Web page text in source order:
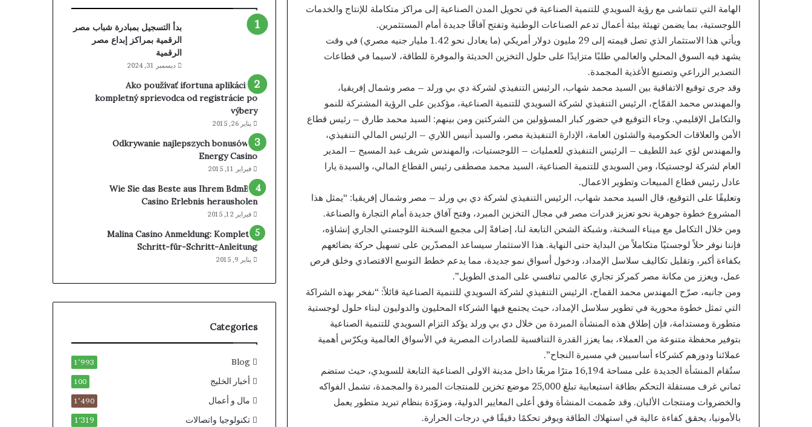
الهامة التي تتماشى مع رؤية السويدي للتنمية الصناعية في تحويل المدن الصناعية إلى مراكز متكاملة للإنتاج والخدمات
اللوجستية، بما يضمن تهيئة بيئة أعمال تدعم الصناعات الوطنية وتفتح آفاقًا جديدة أمام المستثمرين.
ويأتي هذا الاستثمار الذي تصل قيمته إلى 29 مليون دولار أمريكي (ما يعادل نحو 1.42 مليار جنيه مصري) في وقت
يشهد فيه السوق المحلي والعالمي طلبًا متزايدًا على حلول التخزين الحديثة والموفرة للطاقة، لاسيما في قطاعات
التصدير الزراعي وتصنيع الأغذية المجمدة.
وقد جرى توقيع الاتفاقية بين السيد محمد شهاب، الرئيس التنفيذي لشركة دي بي ورلد – مصر وشمال إفريقيا،
والمهندس محمد القمّاح، الرئيس التنفيذي لشركة السويدي للتنمية الصناعية، مؤكدين على الرؤية المشتركة للنمو
والتكامل الإقليمي. وجاء التوقيع في حضور كبار المسؤولين من الشركتين ومن بينهم: السيد محمد طارق – رئيس قطاع
الأمن والعلاقات الحكومية والشئون العامة، الإدارة التنفيذية مصر، والسيد أنيس اللاري – الرئيس المالي التنفيذي،
والمهندس لؤي عبد اللطيف – الرئيس التنفيذي للعمليات – اللوجستيات، والمهندس شريف عبد المسيح – المدير
العام لشركة لوجستيكا، ومن السويدي للتنمية الصناعية، السيد محمد مصطفى رئيس القطاع المالي، والسيدة يارا
عادل رئيس قطاع المبيعات وتطوير الاعمال.
وتعليقًا على التوقيع، قال السيد محمد شهاب، الرئيس التنفيذي لشركة دي بي ورلد – مصر وشمال إفريقيا: “يمثل هذا
المشروع خطوة جوهرية نحو تعزيز قدرات مصر في مجال التخزين المبرد، وفتح آفاق جديدة أمام التجارة والصناعة.
ومن خلال التكامل مع ميناء السخنة، وشبكة الشحن التابعة لنا، إضافةً إلى مجمع السخنة اللوجستي الجاري إنشاؤه،
فإننا نوفر حلاً لوجستيًا متكاملاً من البداية حتى النهاية. هذا الاستثمار سيساعد المصدّرين على تسهيل حركة بضائعهم
بكفاءة أكبر، وتقليل تكاليف سلاسل الإمداد، ودخول أسواق نمو جديدة، مما يدعم خطط التوسع الاقتصادي وخلق فرص
عمل، ويعزز من مكانة مصر كمركز تجاري عالمي تنافسي على المدى الطويل”.
ومن جانبه، صرّح المهندس محمد القماح، الرئيس التنفيذي لشركة السويدي للتنمية الصناعية قائلاً: “نفخر بهذه الشراكة
التي تمثل خطوة محورية في تطوير سلاسل الإمداد، حيث يجتمع فيها الشركاء المحليون والدوليون لبناء حلول لوجستية
متطورة ومستدامة، فإن إطلاق هذه المنشأة المبردة من خلال دي بي ورلد يؤكد التزام السويدي للتنمية الصناعية
بتوفير محفظة متنوعة من العملاء، بما يعزز القدرة التنافسية للصادرات المصرية في الأسواق العالمية ويكرّس أهمية
عملائنا ودورهم كشركاء أساسيين في مسيرة النجاح”.
ستُقام المنشأة الجديدة على مساحة 16,194 مترًا مربعًا داخل مدينة الاولى الصناعية التابعة للسويدي، حيث ستضم
ثماني غرف مستقلة التحكم بطاقة استيعابية تبلغ 25,000 موضع تخزين للمنتجات المبردة والمجمدة، تشمل الفواكه
والخضروات ومنتجات الألبان. وقد صُممت المنشأة وفق أعلى المعايير الدولية، ومزوّدة بنظام تبريد متطور يعمل
بالأمونيا، يحقق كفاءة عالية في استهلاك الطاقة ويوفر تحكمًا دقيقًا في درجات الحرارة.
الرقمية
في
مجال
تجربة
العملاء
بدأ التسجيل بمبادرة شباب مصر
الرقمية بمراكز إبداع مصر
الرقمية
ديسمبر 31, 2024
Ako používať ifortuna aplikáciu –
kompletný sprievodca od registrácie po
výbery
يناير 26, 2015
Odkrywanie najlepszych bonusów w
Energy Casino
فبراير 11, 2015
Wie Sie das Beste aus Ihrem BdmBet
Casino Erlebnis herausholen
فبراير 12, 2015
Malina Casino Anmeldung: Komplette
Schritt-für-Schritt-Anleitung
يناير 9, 2015
Categories
Blog 1٬993
أخبار الخليج 100
مال و أعمال 1٬490
تكنولوجيا واتصالات 1٬319